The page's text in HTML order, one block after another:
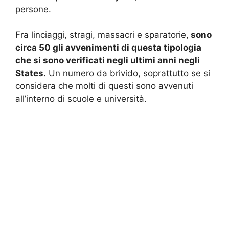
persone.
Fra linciaggi, stragi, massacri e sparatorie, sono
circa 50 gli avvenimenti di questa tipologia
che si sono verificati negli ultimi anni negli
States. Un numero da brivido, soprattutto se si
considera che molti di questi sono avvenuti
all’interno di scuole e università.